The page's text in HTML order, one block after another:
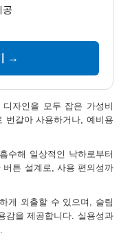
공
→
디자인을 모두 잡은 가성비
번갈아 사용하거나, 예비용
수해 일상적인 낙하로부터
튼 설계로, 사용 편의성까
게 외출할 수 있으며, 슬림
감을 제공합니다. 실용성과